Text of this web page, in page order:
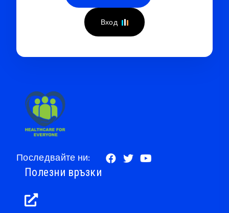
Вход
Последвайте ни:
Полезни връзки